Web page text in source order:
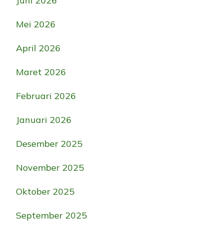
Mei 2026
April 2026
Maret 2026
Februari 2026
Januari 2026
Desember 2025
November 2025
Oktober 2025
September 2025